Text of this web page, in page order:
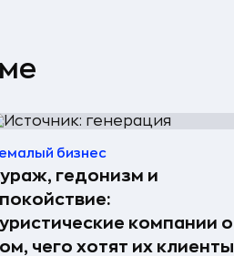
бизнес
гедонизм и
компании о
чего хотят их клиенты